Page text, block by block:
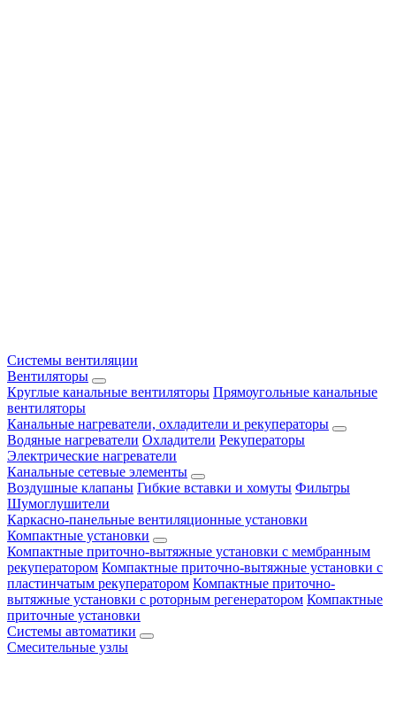
Системы вентиляции
Вентиляторы
Круглые канальные вентиляторы Прямоугольные канальные
вентиляторы
Канальные нагреватели, охладители и рекуператоры
Водяные нагреватели Охладители Рекуператоры
Электрические нагреватели
Канальные сетевые элементы
Воздушные клапаны Гибкие вставки и хомуты Фильтры
Шумоглушители
Каркасно-панельные вентиляционные установки
Компактные установки
Компактные приточно-вытяжные установки с мембранным
рекуператором Компактные приточно-вытяжные установки с
пластинчатым рекуператором Компактные приточно-
вытяжные установки с роторным регенератором Компактные
приточные установки
Системы автоматики
Смесительные узлы